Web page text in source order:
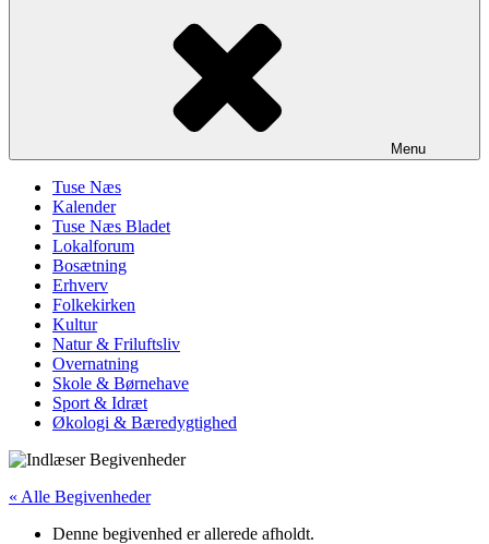
Menu
Tuse Næs
Kalender
Tuse Næs Bladet
Lokalforum
Bosætning
Erhverv
Folkekirken
Kultur
Natur & Friluftsliv
Overnatning
Skole & Børnehave
Sport & Idræt
Økologi & Bæredygtighed
« Alle Begivenheder
Denne begivenhed er allerede afholdt.